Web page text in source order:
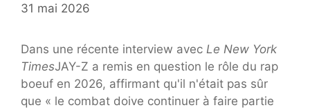
31 mai 2026
Dans une récente interview avec Le New York
TimesJAY-Z a remis en question le rôle du rap
boeuf en 2026, affirmant qu'il n'était pas sûr
que « le combat doive continuer à faire partie